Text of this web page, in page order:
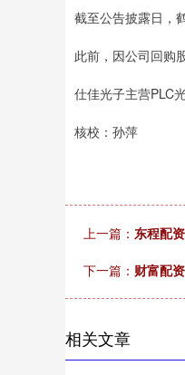
截至公告披露日，
此前，因公司回购
仕佳光子主营PLC
核校：孙萍
上一篇： 东程配
下一篇： 财富配
相关文章